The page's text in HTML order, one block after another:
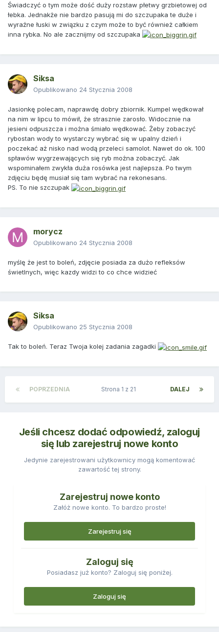
Świadczyć o tym może dość duży rozstaw płetwy grzbietowej od
łebka. Jednakże nie bardzo pasują mi do szczupaka te duże i
wyraźne łuski w związku z czym może to być również całkiem
inna rybka. No ale zacznijmy od szczupaka
Siksa
Opublikowano 24 Stycznia 2008
Jasionkę polecam, naprawdę dobry zbiornik. Kumpel wędkował
na nim w lipcu to mówił, że strasznie zarosło. Widocznie na
jesieni odpuszcza i można śmiało wędkować. Żeby zobaczyć
rybostan wody to wystarczy wybrać się w upalny dzień i
poczekać aż nisko nad wodą przeleci samolot. Nawet do ok. 100
spławów wygrzewających się ryb można zobaczyć. Jak
wspominałem zwykła duża rosówka jest najlepsza. Po twym
zdjęciu będę musiał się tam wybrać na rekonesans.
PS. To nie szczupak
morycz
Opublikowano 24 Stycznia 2008
myślę że jest to boleń, zdjęcie posiada za dużo refleksów
świetlnych, więc kazdy widzi to co chce widzieć
Siksa
Opublikowano 25 Stycznia 2008
Tak to boleń. Teraz Twoja kolej zadania zagadki
POPRZEDNIA DALEJ
Strona 1 z 21
Jeśli chcesz dodać odpowiedź, zaloguj
się lub zarejestruj nowe konto
Jedynie zarejestrowani użytkownicy mogą komentować
zawartość tej strony.
Zarejestruj nowe konto
Załóż nowe konto. To bardzo proste!
Zarejestruj się
Zaloguj się
Posiadasz już konto? Zaloguj się poniżej.
Zaloguj się